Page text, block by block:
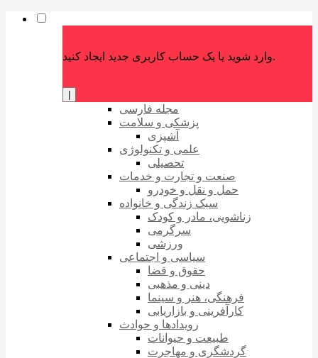
وارد شوید یا یک حساب کاربری جدید ایجاد کنید.
مجله فارسی
پزشکی و سلامت
آشپزی
علمی و تکنولوژی
تحصیلی
صنعت و تجارت و خدمات
حمل و نقل و خودرو
سبک زندگی و خانواده
زناشویی، مادر و کودک
سرگرمی
ورزشی
سیاسی و اجتماعی
حقوق و قضا
دینی و مذهبی
فرهنگی، هنر و سینما
کارآفرینی و بازاریابی
رویدادها و حوادث
طبیعت و حیوانات
گردشگری و مهاجرت